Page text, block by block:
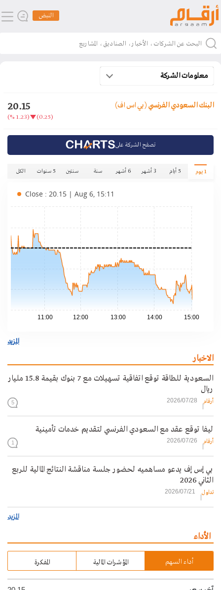
النبض
معلومات الشركة
البنك السعودي الفرنسي (بي اس اف) 20.15
(0.25)
(1.23 %)
تصفح الشركة على
1 يوم 5 أيام 3 أشهر 6 أشهر سنة سنتين 5 سنوات الكل
11:00 12:00 13:00 14:00 15:00
Close : 20.15 | Aug 6, 15:11
المزيد
الاخبار
السعودية للطاقة توقع اتفاقية تسهيلات مع 7 بنوك بقيمة 15.8 مليار
ريال
أرقام 2026/07/28
5
ليفا توقع عقد مع السعودي الفرنسي لتقديم خدمات تأمينية
أرقام 2026/07/26
1
بي إس إف يدعو مساهميه لحضور جلسة مناقشة النتائج المالية للربع
الثاني 2026
تداول 2026/07/21
المزيد
الأداء
أداء السهم المؤشرات المالية المفكرة